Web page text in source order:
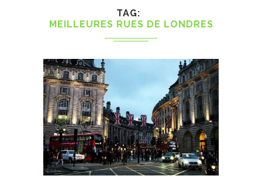
TAG
MEILLEURES RUES DE LONDRES